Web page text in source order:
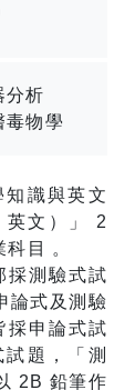
分析
毒物學
知識與英文
英文）」 2
目 。
測驗式試
論式及測驗
採申論式試
題，「測
2B 鉛筆作